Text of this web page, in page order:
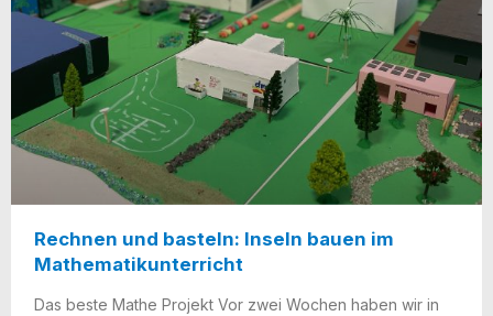
Rechnen und basteln: Inseln bauen im
Mathematikunterricht
Das bes­te Mathe Pro­jekt Vor zwei Wochen haben wir in